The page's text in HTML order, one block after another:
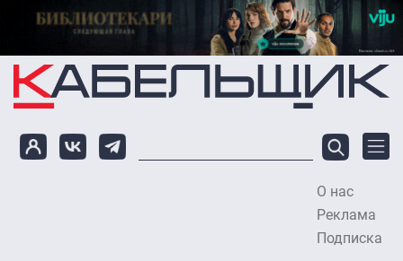
Перейти к основному содержанию
О нас
Реклама
Подписка